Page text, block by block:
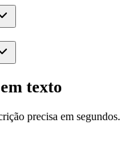
texto
precisa em segundos.